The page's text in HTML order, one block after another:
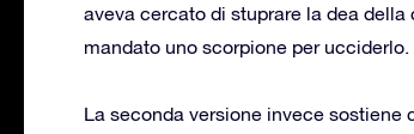
aveva cercato di stuprare la dea
mandato uno scorpione per ucciderlo.
La seconda versione invece sostiene